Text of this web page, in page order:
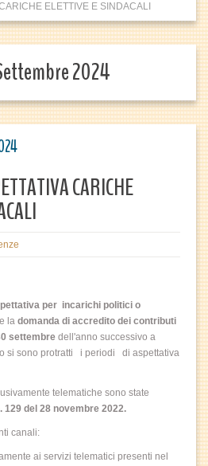
ELETTIVE E SINDACALI
2024
CARICHE
per incarichi politici o
la domanda di accredito dei contributi
settembre dell'anno successivo a
si sono protratti i periodi di aspettativa
telematiche sono state
129 del 28 novembre 2022.
canali:
ai servizi telematici presenti nel